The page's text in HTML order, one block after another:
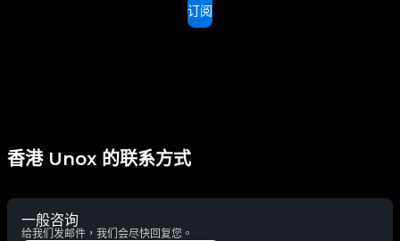
订阅
香港 Unox 的联系方式
一般咨询
给我们发邮件，我们会尽快回复您。